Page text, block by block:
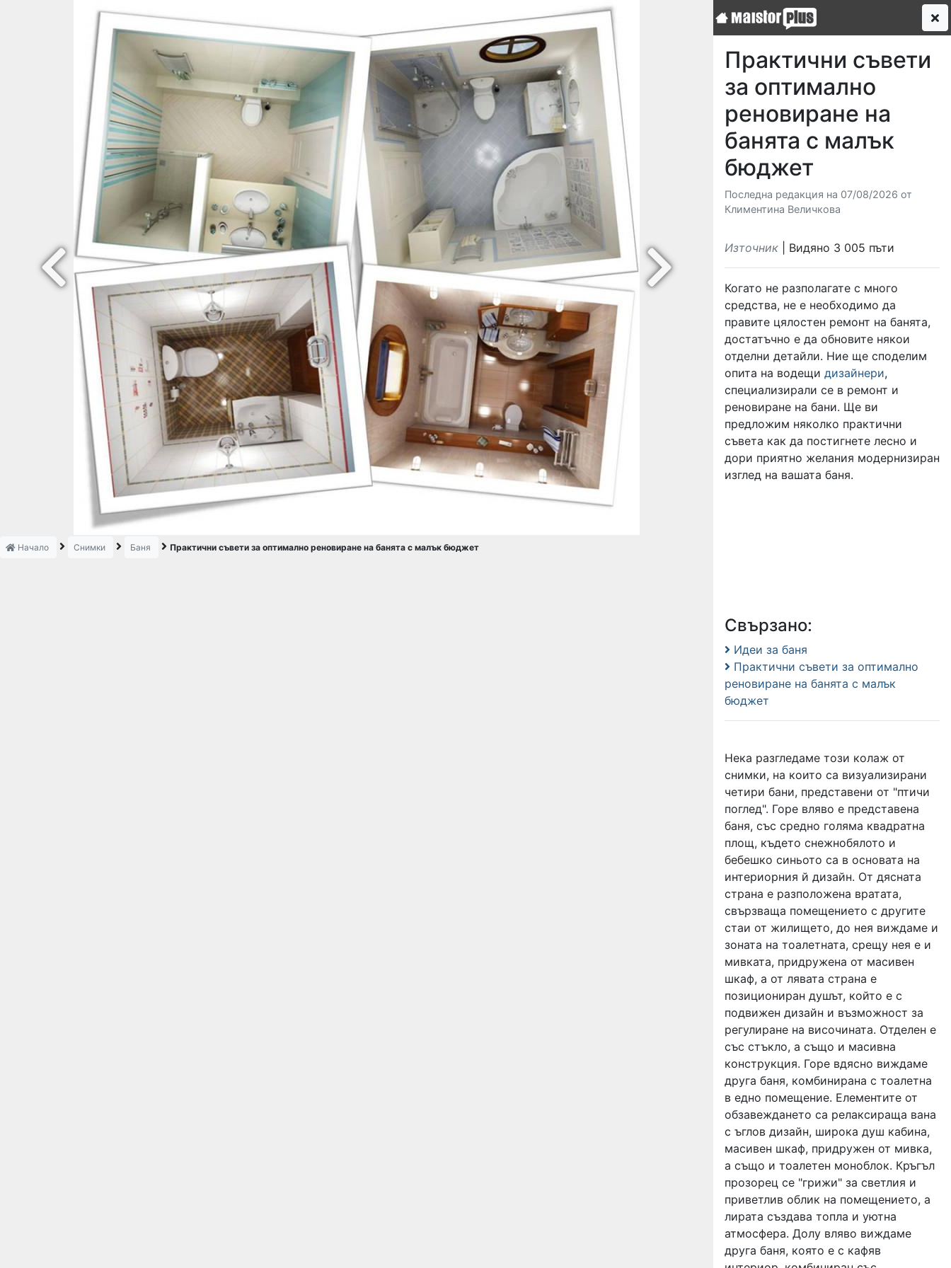
Previous Next
Начало Снимки Баня Практични съвети за оптимално реновиране на банята с малък бюджет
Практични съвети
за оптимално
реновиране на
банята с малък
бюджет
Последна редакция на 07/08/2026 от
Климентина Величкова
Източник | Видяно 3 005 пъти
Когато не разполагате с много
средства, не е необходимо да
правите цялостен ремонт на банята,
достатъчно е да обновите някои
отделни детайли. Ние ще споделим
опита на водещи дизайнери,
специализирали се в ремонт и
реновиране на бани. Ще ви
предложим няколко практични
съвета как да постигнете лесно и
дори приятно желания модернизиран
изглед на вашата баня.
Свързано:
Идеи за баня
Практични съвети за оптимално
реновиране на банята с малък
бюджет
Нека разгледаме този колаж от
снимки, на които са визуализирани
четири бани, представени от "птичи
поглед". Горе вляво е представена
баня, със средно голяма квадратна
площ, където снежнобялото и
бебешко синьото са в основата на
интериорния й дизайн. От дясната
страна е разположена вратата,
свързваща помещението с другите
стаи от жилището, до нея виждаме и
зоната на тоалетната, срещу нея е и
мивката, придружена от масивен
шкаф, а от лявата страна е
позициониран душът, който е с
подвижен дизайн и възможност за
регулиране на височината. Отделен е
със стъкло, а също и масивна
конструкция. Горе вдясно виждаме
друга баня, комбинирана с тоалетна
в едно помещение. Елементите от
обзавеждането са релаксираща вана
с ъглов дизайн, широка душ кабина,
масивен шкаф, придружен от мивка,
а също и тоалетен моноблок. Кръгъл
прозорец се "грижи" за светлия и
приветлив облик на помещението, а
лирата създава топла и уютна
атмосфера. Долу вляво виждаме
друга баня, която е с кафяв